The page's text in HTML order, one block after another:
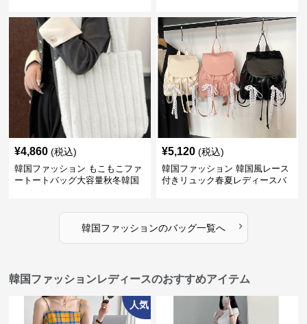
¥4,860 (税込)
韓国ファッション もこもこファ
ートートバッグ大容量秋冬韓国
¥5,120 (税込)
韓国ファッション 韓国風レース
付きリュック春夏レディースバ
韓国ファッションのバッグ一覧へ ›
韓国ファッションレディースのおすすめアイテム
人気